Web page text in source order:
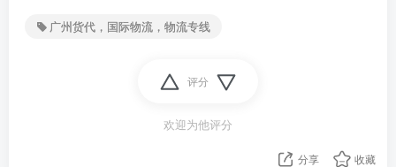
广州货代，国际物流，物流专线
评分
欢迎为他评分
分享 收藏